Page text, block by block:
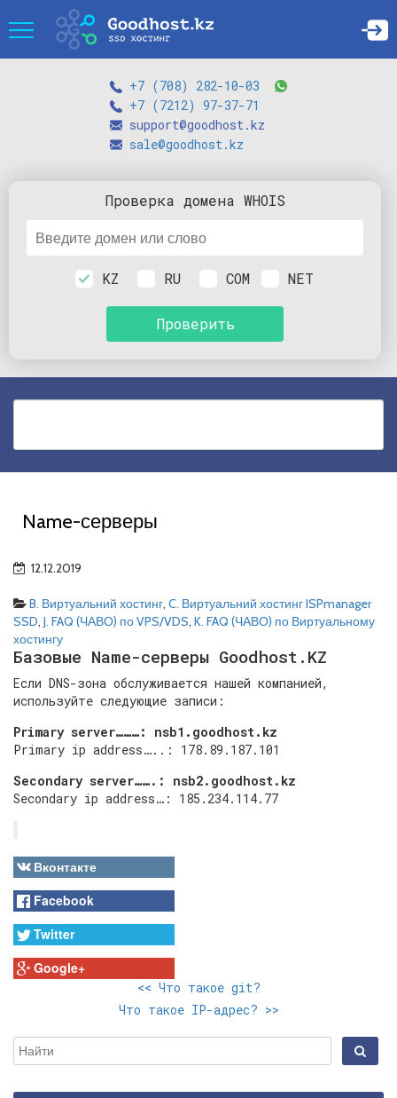
+7 (708) 282-10-03
+7 (7212) 97-37-71
support@goodhost.kz
sale@goodhost.kz
Проверка домена WHOIS
Проверить
KZ RU COM NET
Name-серверы
12.12.2019
B. Виртуальний хостинг, C. Виртуальний хостинг ISPmanager
SSD, J. FAQ (ЧАВО) по VPS/VDS, K. FAQ (ЧАВО) по Виртуальному
хостингу
Базовые Name-серверы Goodhost.KZ
Если DNS-зона обслуживается нашей компанией,
используйте следующие записи:
Primary server………: nsb1.goodhost.kz
Primary ip address…..: 178.89.187.101
Secondary server…….: nsb2.goodhost.kz
Secondary ip address…: 185.234.114.77
Вконтакте
Facebook
Twitter
Google+
<< Что такое git?
Что такое IP-адрес? >>